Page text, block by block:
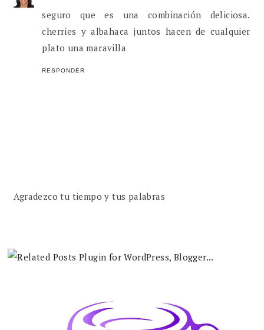
seguro que es una combinación deliciosa.
cherries y albahaca juntos hacen de cualquier
plato una maravilla
RESPONDER
Agradezco tu tiempo y tus palabras